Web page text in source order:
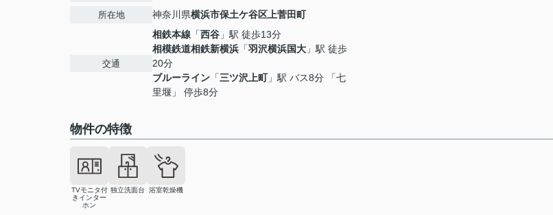
所在地 神奈川県横浜市保土ケ谷区 上菅田町
交通
相鉄本線 「西谷 」駅 徒歩13分
相模鉄道相鉄新横浜 「羽沢横浜国大 」駅 徒歩
20分
ブルーライン 「三ツ沢上町」駅 バス8分 「七
里堰」 停歩8分
物件の特徴
TVモニタ付
きインター
ホン
独立洗面台 浴室乾燥機